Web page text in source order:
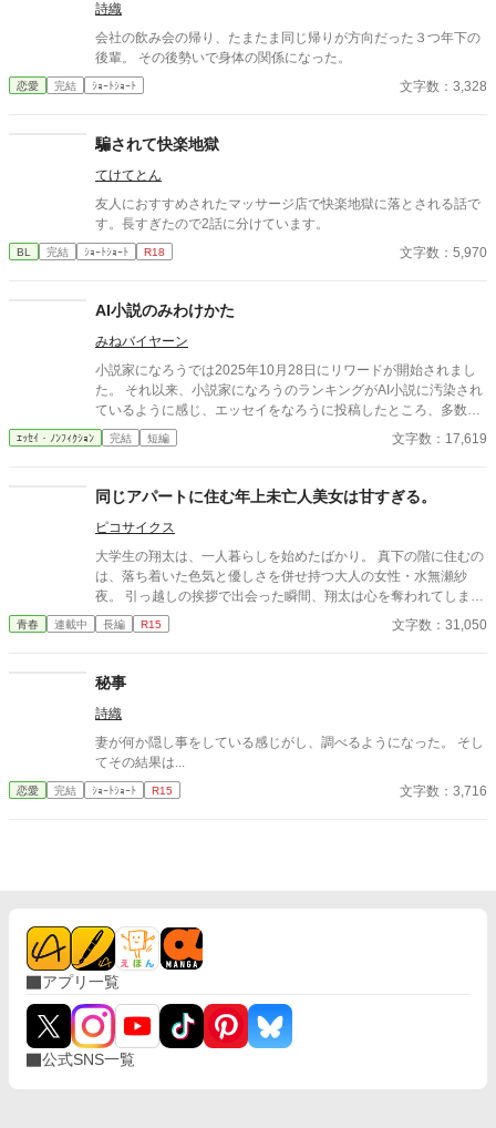
詩織
会社の飲み会の帰り、たまたま同じ帰りが方向だった３つ年下の
後輩。 その後勢いで身体の関係になった。
恋愛 完結 ｼｮｰﾄｼｮｰﾄ 文字数：3,328
騙されて快楽地獄
てけてとん
友人におすすめされたマッサージ店で快楽地獄に落とされる話で
す。長すぎたので2話に分けています。
BL 完結 ｼｮｰﾄｼｮｰﾄ R18 文字数：5,970
AI小説のみわけかた
みねバイヤーン
小説家になろうでは2025年10月28日にリワードが開始されまし
た。 それ以来、小説家になろうのランキングがAI小説に汚染され
ているように感じ、エッセイをなろうに投稿したところ、多数の
反響をいただきました。 なろう民のノウハウを結集した、AI小説
のみわけかたです。 いただいたノウハウは随時更新中です。 アル
けかたなどコメントいただけるとありがたいです。 なお、いただ
いたノウハウは本文に追記し、他サイトにも掲載します。本文に
記載しないでほしい方は、コメント欄にその旨あわせて明記して
ください。
ｴｯｾｲ・ﾉﾝﾌｨｸｼｮﾝ 完結 短編 文字数：17,619
同じアパートに住む年上未亡人美女は甘すぎる。
ピコサイクス
大学生の翔太は、一人暮らしを始めたばかり。 真下の階に住むの
は、落ち着いた色気と優しさを併せ持つ大人の女性・水無瀬紗
夜。 引っ越しの挨拶で出会った瞬間、翔太は心を奪われてしま
う。 偶然にもアルバイト先のスーパーで再会した彼女は、翔太を
すぐに採用し、温かく仕事を教えてくれる存在だった。 ある日の
紗夜の部屋でご飯をご馳走になるほど親密に。 優しくて穏やかで
と大学生、甘くちょっぴり刺激的な同居生活（？）がはじまる。
青春 連載中 長編 R15 文字数：31,050
秘事
詩織
妻が何か隠し事をしている感じがし、調べるようになった。 そし
てその結果は...
恋愛 完結 ｼｮｰﾄｼｮｰﾄ R15 文字数：3,716
アプリ一覧
公式SNS一覧